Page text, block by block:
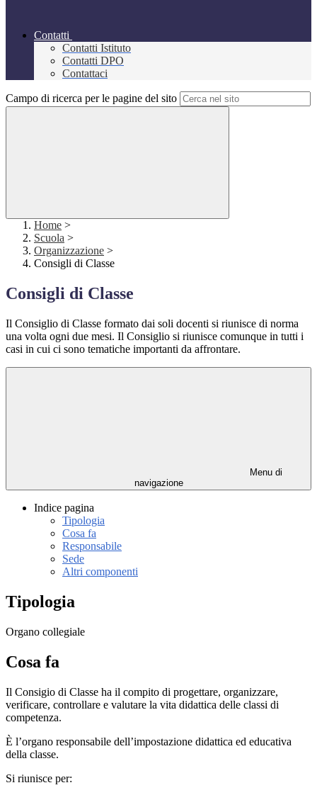
Contatti
Contatti Istituto
Contatti DPO
Contattaci
Campo di ricerca per le pagine del sito
Home >
Scuola >
Organizzazione >
Consigli di Classe
Consigli di Classe
Il Consiglio di Classe formato dai soli docenti si riunisce di norma
una volta ogni due mesi. Il Consiglio si riunisce comunque in tutti i
casi in cui ci sono tematiche importanti da affrontare.
Menu di
navigazione
Indice pagina
Tipologia
Cosa fa
Responsabile
Sede
Altri componenti
Tipologia
Organo collegiale
Cosa fa
Il Consigio di Classe ha il compito di progettare, organizzare,
verificare, controllare e valutare la vita didattica delle classi di
competenza.
È l’organo responsabile dell’impostazione didattica ed educativa
della classe.
Si riunisce per: